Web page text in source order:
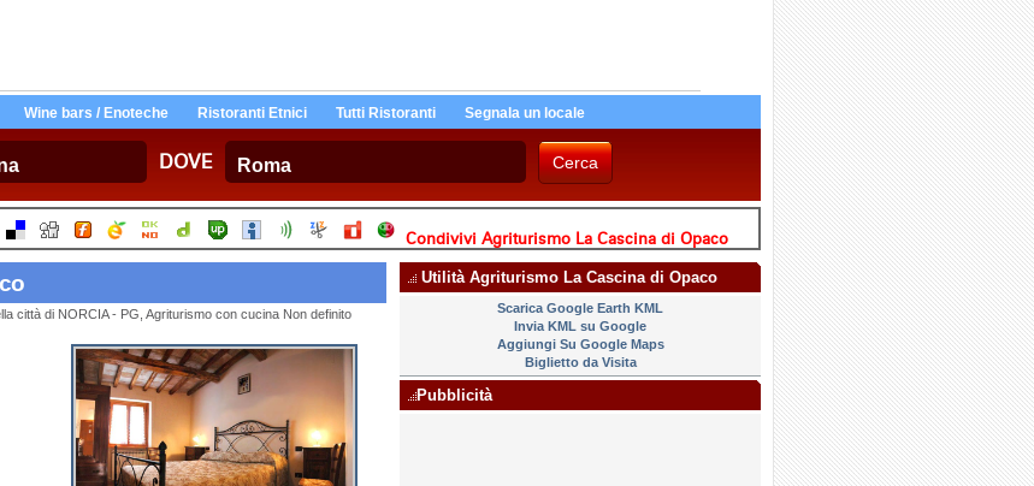
Wine bars / Enoteche Ristoranti Etnici Tutti Ristoranti Segnala un locale
DOVE
Condivivi Agriturismo La Cascina di Opaco
città di NORCIA - PG, Agriturismo con cucina Non definito
Utilità Agriturismo La Cascina di Opaco
Scarica Google Earth KML
Invia KML su Google
Aggiungi Su Google Maps
Biglietto da Visita
Pubblicità